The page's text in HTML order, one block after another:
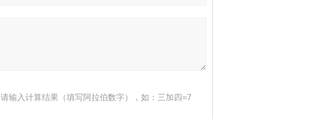
请输入计算结果（填写阿拉伯数字），如：三加四=7